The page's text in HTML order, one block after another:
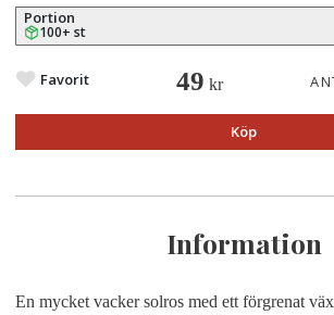
Portion
100+ st
Favorit 49 kr
Köp
Information
En mycket vacker solros med ett förgrenat